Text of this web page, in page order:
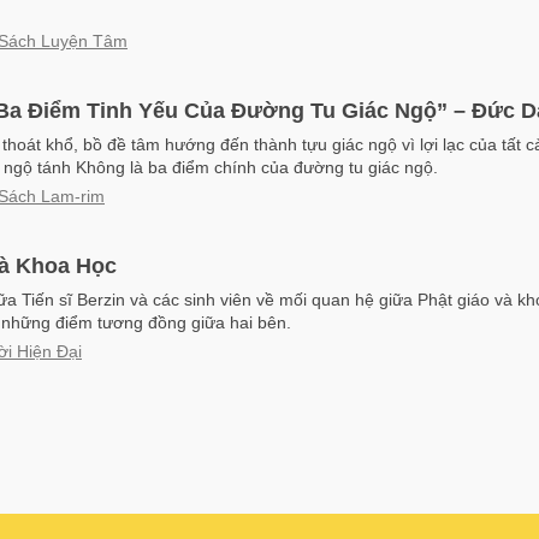
Luyện Tâm
Điểm Tinh Yếu Của Đường Tu Giác Ngộ” – Đức
khổ, bồ đề tâm hướng đến thành tựu giác ngộ vì lợi lạc của tất
tánh Không là ba điểm chính của đường tu giác ngộ.
Lam-rim
Khoa Học
Tiến sĩ Berzin và các sinh viên về mối quan hệ giữa Phật giáo và
điểm tương đồng giữa hai bên.
Hiện Đại